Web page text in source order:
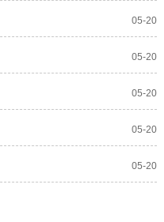
05-20
05-20
05-20
05-20
05-20